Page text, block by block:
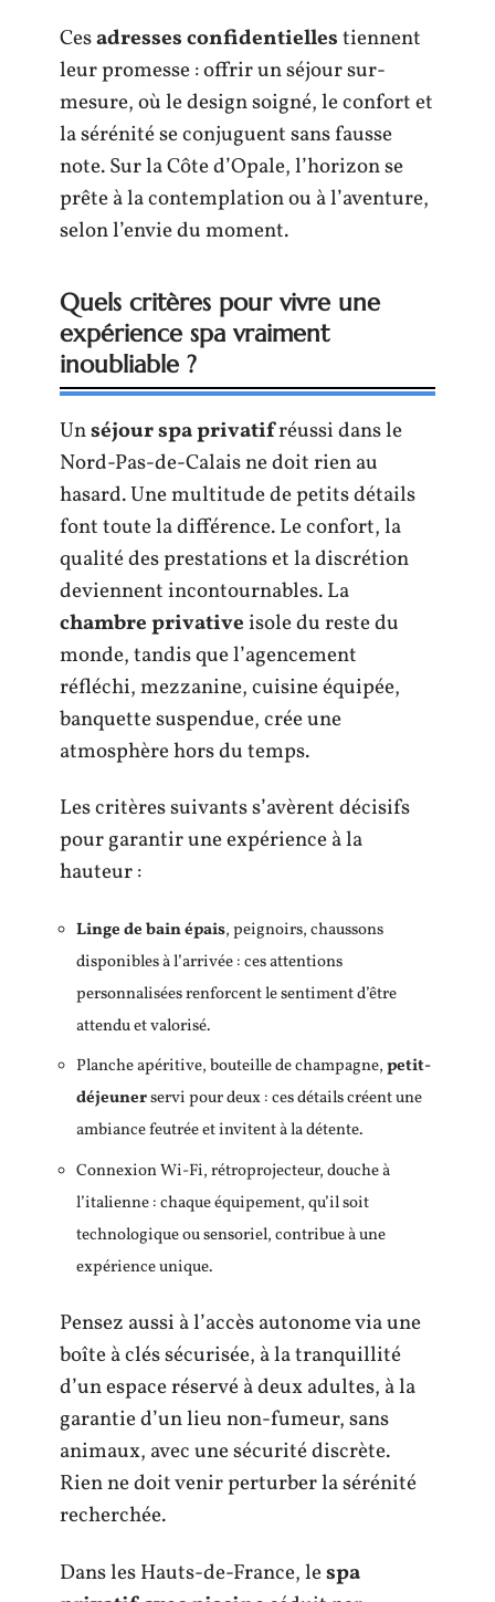
Cesadresses confidentiellestiennent
leur promesse : offrir un séjour sur-
mesure, où le design soigné, le confort et
la sérénité se conjuguent sans fausse
note. Sur la Côte d’Opale, l’horizon se
prête à la contemplation ou à l’aventure,
selon l’envie du moment.
Quels critères pour vivre une
expérience spa vraiment
inoubliable ?
Unséjour spa privatifréussi dans le
Nord-Pas-de-Calais ne doit rien au
hasard. Une multitude de petits détails
font toute la différence. Le confort, la
qualité des prestations et la discrétion
deviennent incontournables. La
chambre privativeisole du reste du
monde, tandis que l’agencement
réfléchi, mezzanine, cuisine équipée,
banquette suspendue, crée une
atmosphère hors du temps.
Les critères suivants s’avèrent décisifs
pour garantir une expérience à la
hauteur :
Linge de bain épais, peignoirs, chaussons
disponibles à l’arrivée : ces attentions
personnalisées renforcent le sentiment d’être
attendu et valorisé.
Planche apéritive, bouteille de champagne,petit-
déjeunerservi pour deux : ces détails créent une
ambiance feutrée et invitent à la détente.
Connexion Wi-Fi, rétroprojecteur, douche à
l’italienne : chaque équipement, qu’il soit
technologique ou sensoriel, contribue à une
expérience unique.
Pensez aussi à l’accès autonome via une
boîte à clés sécurisée, à la tranquillité
d’un espace réservé à deux adultes, à la
garantie d’un lieu non-fumeur, sans
animaux, avec une sécurité discrète.
Rien ne doit venir perturber la sérénité
recherchée.
Dans les Hauts-de-France, lespa